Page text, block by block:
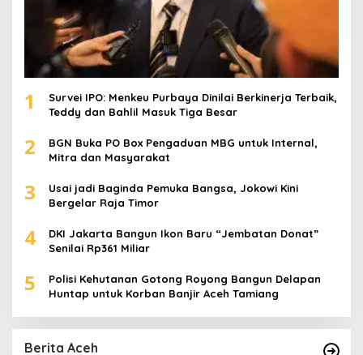
1
Survei IPO: Menkeu Purbaya Dinilai Berkinerja Terbaik,
Teddy dan Bahlil Masuk Tiga Besar
2
BGN Buka PO Box Pengaduan MBG untuk Internal,
Mitra dan Masyarakat
3
Usai jadi Baginda Pemuka Bangsa, Jokowi Kini
Bergelar Raja Timor
4
DKI Jakarta Bangun Ikon Baru “Jembatan Donat”
Senilai Rp361 Miliar
5
Polisi Kehutanan Gotong Royong Bangun Delapan
Huntap untuk Korban Banjir Aceh Tamiang
Berita Aceh